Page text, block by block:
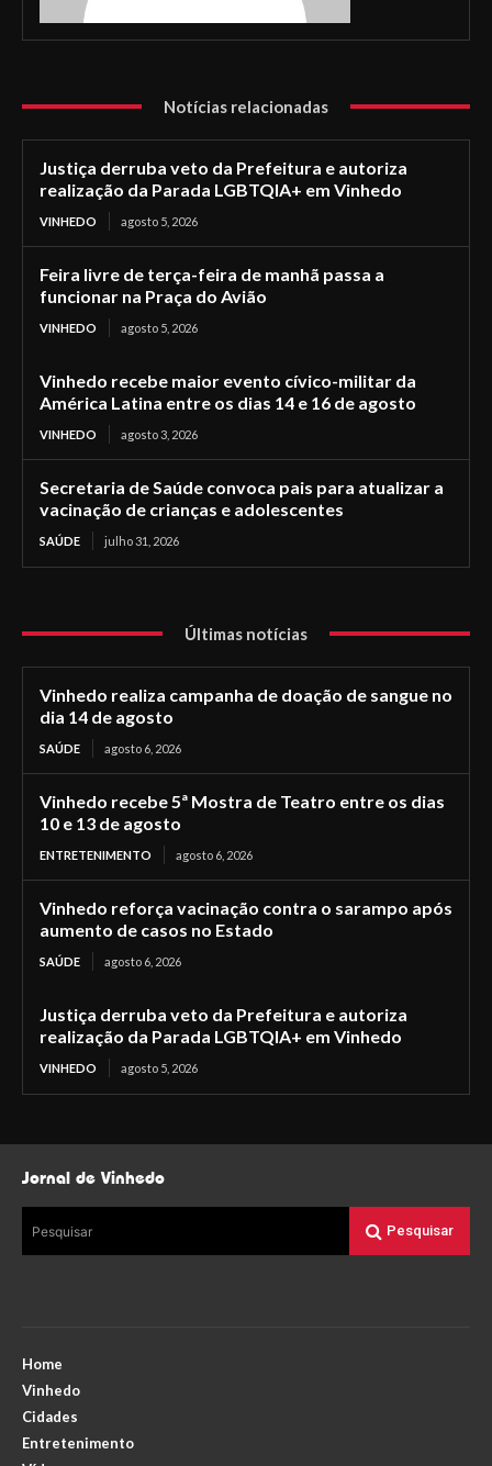
Notícias relacionadas
Justiça derruba veto da Prefeitura e autoriza
realização da Parada LGBTQIA+ em Vinhedo
VINHEDO agosto 5, 2026
Feira livre de terça-feira de manhã passa a
funcionar na Praça do Avião
VINHEDO agosto 5, 2026
Vinhedo recebe maior evento cívico-militar da
América Latina entre os dias 14 e 16 de agosto
VINHEDO agosto 3, 2026
Secretaria de Saúde convoca pais para atualizar a
vacinação de crianças e adolescentes
SAÚDE julho 31, 2026
Últimas notícias
Vinhedo realiza campanha de doação de sangue no
dia 14 de agosto
SAÚDE agosto 6, 2026
Vinhedo recebe 5ª Mostra de Teatro entre os dias
10 e 13 de agosto
ENTRETENIMENTO agosto 6, 2026
Vinhedo reforça vacinação contra o sarampo após
aumento de casos no Estado
SAÚDE agosto 6, 2026
Justiça derruba veto da Prefeitura e autoriza
realização da Parada LGBTQIA+ em Vinhedo
VINHEDO agosto 5, 2026
Jornal de Vinhedo
Pesquisar Pesquisar
Home
Vinhedo
Cidades
Entretenimento